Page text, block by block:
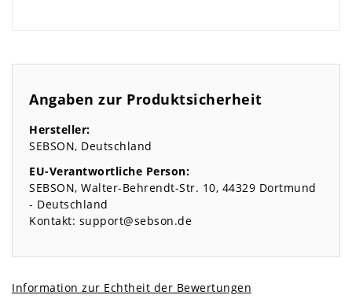
Angaben zur Produktsicherheit
Hersteller:
SEBSON Deutschland
EU-Verantwortliche Person:
SEBSON Walter-Behrendt-Str. 10 44329 Dortmund
Deutschland
Kontakt: support@sebson.de
Information zur Echtheit der Bewertungen